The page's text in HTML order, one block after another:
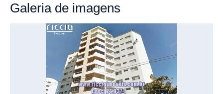
Galeriade imagens